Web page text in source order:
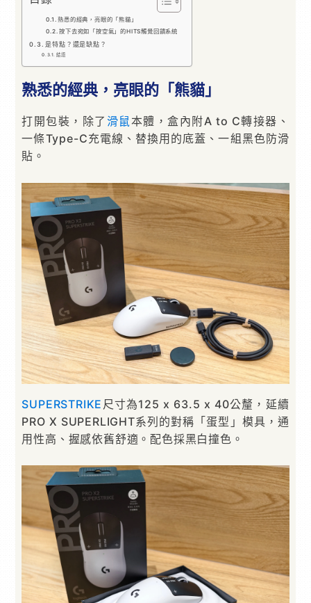
熟悉的經典，亮眼的「熊貓」
按下去宛如「按空氣」的HITS觸覺回饋系統
是特點？還是缺點？
結語
熟悉的經典，亮眼的「熊貓」
打開包裝，除了 滑鼠本體，盒內附A to C轉接器、
一條Type-C充電線、替換用的底蓋、一組黑色防滑
貼。
SUPERSTRIKE 尺寸為125 x 63.5 x 40公釐，延續
PRO X SUPERLIGHT系列的對稱「蛋型」模具，通
用性高、握感依舊舒適。配色採黑白撞色。